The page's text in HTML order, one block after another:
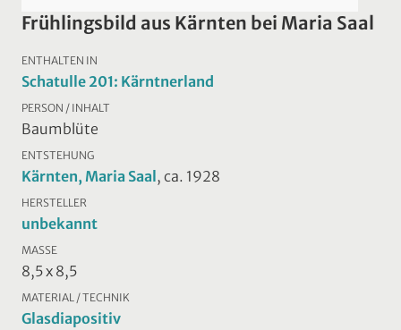
Frühlingsbild aus Kärnten bei Maria Saal
ENTHALTEN IN
Schatulle 201: Kärntnerland
PERSON / INHALT
Baumblüte
ENTSTEHUNG
Kärnten, Maria Saal , ca. 1928
HERSTELLER
unbekannt
MASSE
8,5 x 8,5
MATERIAL / TECHNIK
Glasdiapositiv